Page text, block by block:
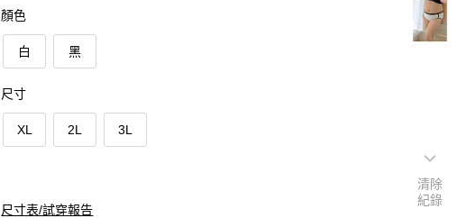
顏色
白 黑
尺寸
XL 2L 3L
尺寸表/試穿報告
清除
紀錄